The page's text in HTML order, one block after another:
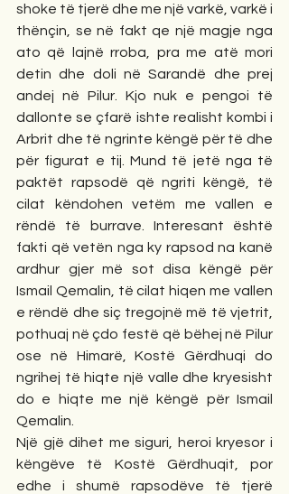
shoke të tjerë dhe me një varkë, varkë i
thënçin, se në fakt qe një magje nga
ato që lajnë rroba, pra me atë mori
detin dhe doli në Sarandë dhe prej
andej në Pilur. Kjo nuk e pengoi të
dallonte se çfarë ishte realisht kombi i
Arbrit dhe të ngrinte këngë për të dhe
për figurat e tij. Mund të jetë nga të
paktët rapsodë që ngriti këngë, të
cilat këndohen vetëm me vallen e
rëndë të burrave. Interesant është
fakti që vetën nga ky rapsod na kanë
ardhur gjer më sot disa këngë për
Ismail Qemalin, të cilat hiqen me vallen
e rëndë dhe siç tregojnë më të vjetrit,
pothuaj në çdo festë që bëhej në Pilur
ose në Himarë, Kostë Gërdhuqi do
ngrihej të hiqte një valle dhe kryesisht
do e hiqte me një këngë për Ismail
Qemalin.
Një gjë dihet me siguri, heroi kryesor i
këngëve të Kostë Gërdhuqit, por
edhe i shumë rapsodëve të tjerë